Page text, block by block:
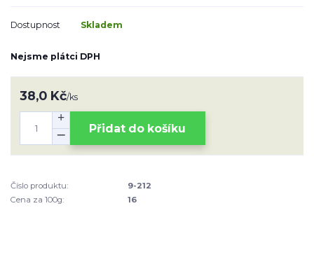
Dostupnost Skladem
Nejsme plátci DPH
38,0 Kč/ks
Přidat do košíku
Číslo produktu:
9-212
Cena za 100g:
16